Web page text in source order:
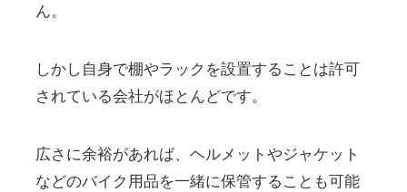
ん。
しかし自身で棚やラックを設置することは許可
されている会社がほとんどです。
広さに余裕があれば、ヘルメットやジャケット
などのバイク用品を一緒に保管することも可能